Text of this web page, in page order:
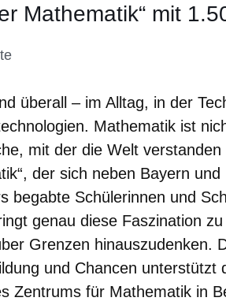
Mathematik“ mit
überall – im Alltag, in der
Mathematik ist
mit der die Welt
der sich neben Bayern
begabte Schülerinnen und
genau diese Faszination
Grenzen hinauszudenken.
und Chancen
Zentrums für Mathematik in